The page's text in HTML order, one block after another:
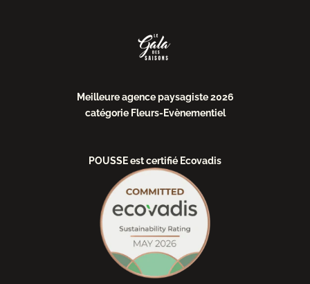
Meilleure agence paysagiste 2026
catégorie Fleurs-Evènementiel
POUSSE est certifié Ecovadis